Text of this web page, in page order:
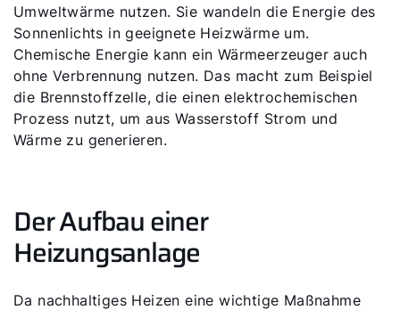
Umweltwärme nutzen. Sie wandeln die Energie des
Sonnenlichts in geeignete Heizwärme um.
Chemische Energie kann ein Wärmeerzeuger auch
ohne Verbrennung nutzen. Das macht zum Beispiel
die Brennstoffzelle, die einen elektrochemischen
Prozess nutzt, um aus Wasserstoff Strom und
Wärme zu generieren.
Der Aufbau einer
Heizungsanlage
Da nachhaltiges Heizen eine wichtige Maßnahme